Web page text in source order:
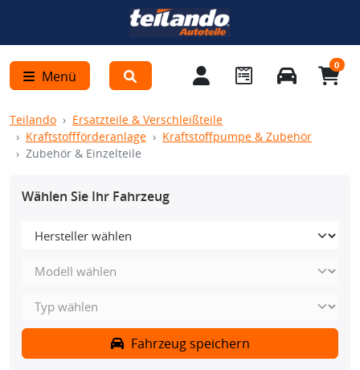
Menü
0
Teilando
Ersatzteile & Verschleißteile
Kraftstoffförderanlage
Kraftstoffpumpe & Zubehör
Zubehör & Einzelteile
Wählen Sie Ihr Fahrzeug
Fahrzeug speichern